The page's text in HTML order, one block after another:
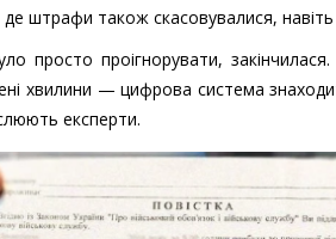
де штрафи також скасовувалися,
проігнорувати,
хвилини — цифрова система
експерти.